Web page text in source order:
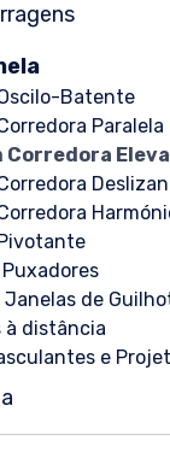
Batente
Paralela
Corredora
Janelas de
à distância
e